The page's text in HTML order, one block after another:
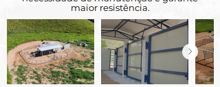
maior resistência.